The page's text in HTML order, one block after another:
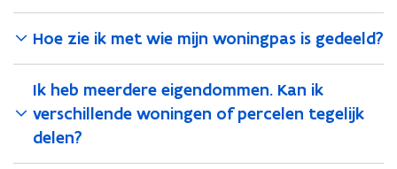
Hoe zie ik met wie mijn woningpas is gedeeld?
Ik heb meerdere eigendommen. Kan ik
verschillende woningen of percelen tegelijk
delen?